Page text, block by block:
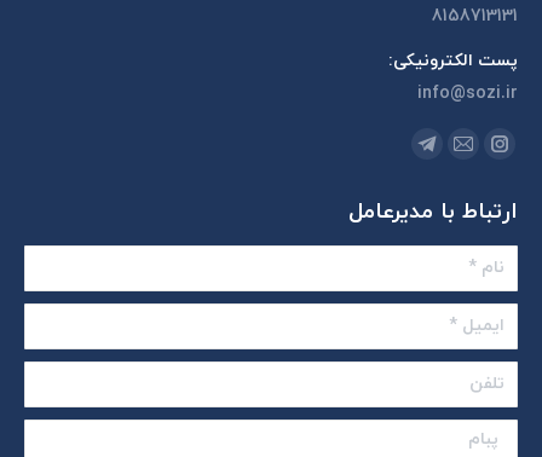
8158713131
پست الکترونیکی:
info@sozi.ir
مارا در اینجا پیدا کنید:
اینستاگرام
opens
in
new
window
ایمیل
opens
in
window
تلگرام
opens
in
ارتباط با مدیرعامل
نام *
ایمیل *
تلفن
پبام